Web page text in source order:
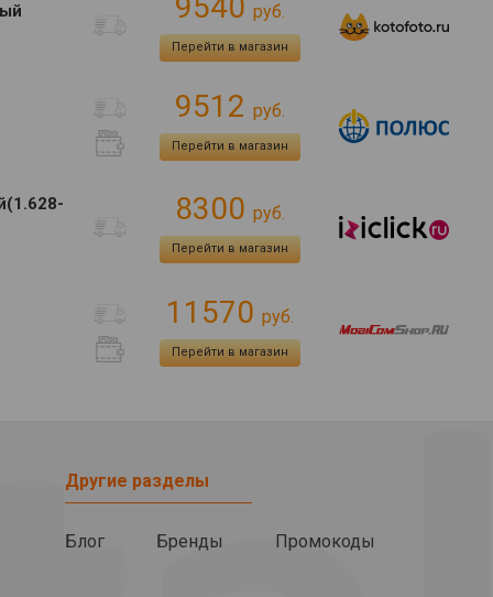
руб.
Перейти в магазин
9512 руб.
Перейти в магазин
8300 руб.
Перейти в магазин
11570 руб.
Перейти в магазин
Другие разделы
Блог Бренды Промокоды